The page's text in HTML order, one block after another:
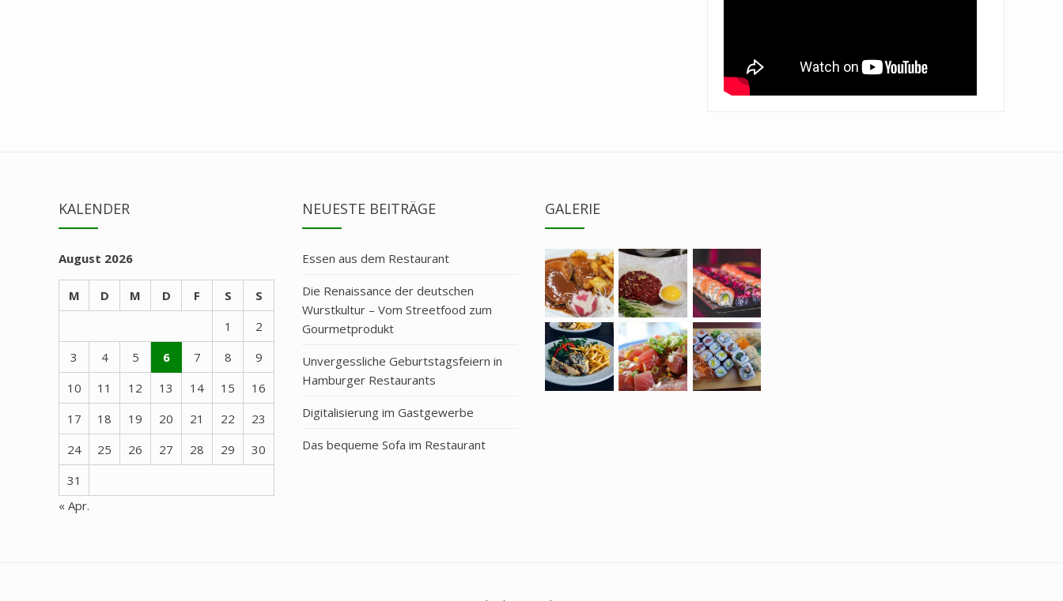
KALENDER
August 2026
M D M D F S
S
1
2
3
4 5 6 7 8
9
10
11 12 13 14 15
16
17
18 19 20 21 22
23
24
25 26 27 28 29
30
31
« Apr.
NEUESTE BEITRÄGE
Essen aus dem Restaurant
Die Renaissance der deutschen
Wurstkultur – Vom Streetfood zum
Gourmetprodukt
Unvergessliche Geburtstagsfeiern in
Hamburger Restaurants
Digitalisierung im Gastgewerbe
Das bequeme Sofa im Restaurant
GALERIE